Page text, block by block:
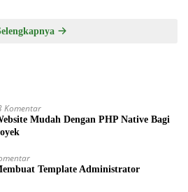
Komentar
Mudah Dengan PHP Native Bagi
Template Administrator